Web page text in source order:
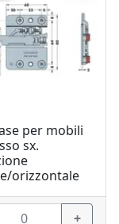
per mobili
sx.
orizzontale
+